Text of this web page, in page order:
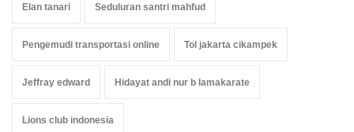
Elan tanari Seduluran santri mahfud
Pengemudi transportasi online Tol jakarta cikampek
Jeffray edward Hidayat andi nur b lamakarate
Lions club indonesia